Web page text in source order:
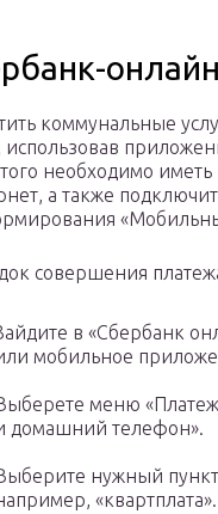
онлайн
коммунальные
использовав
необходимо иметь
а также
совершения
в «Сбербанк
мобильное
меню
домашний телефон».
нужный
«квартплата».